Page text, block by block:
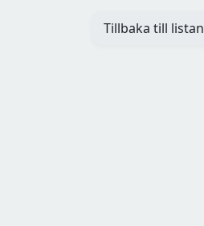
Tillbaka till listan